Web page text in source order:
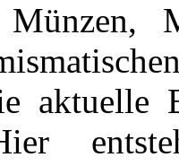
aktuelle